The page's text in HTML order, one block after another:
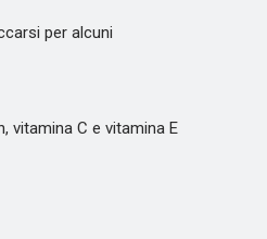
per alcuni
C e vitamina E